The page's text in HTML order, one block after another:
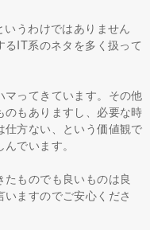
うわけではありません
IT系のネタを多く扱って
ってきています。その他
もありますし、必要な時
方ない、という価値観で
でいます。
ものでも良いものは良
ますのでご安心くださ